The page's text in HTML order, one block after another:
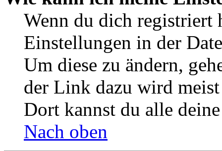
Wenn du dich registriert
Einstellungen in der
Um diese zu ändern,
der Link dazu wird
Dort kannst du alle
Nach oben